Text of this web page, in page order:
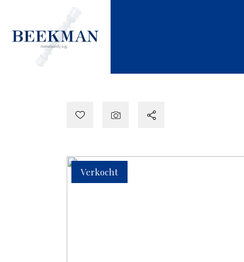
Verkocht